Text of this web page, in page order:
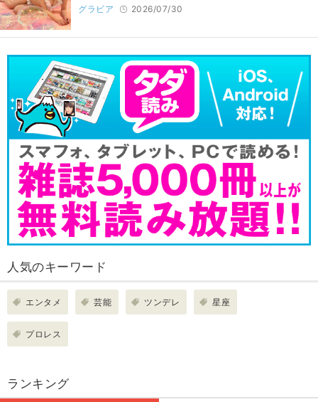
グラビア 2026/07/30
人気のキーワード
エンタメ 芸能 ツンデレ 星座
プロレス
ランキング